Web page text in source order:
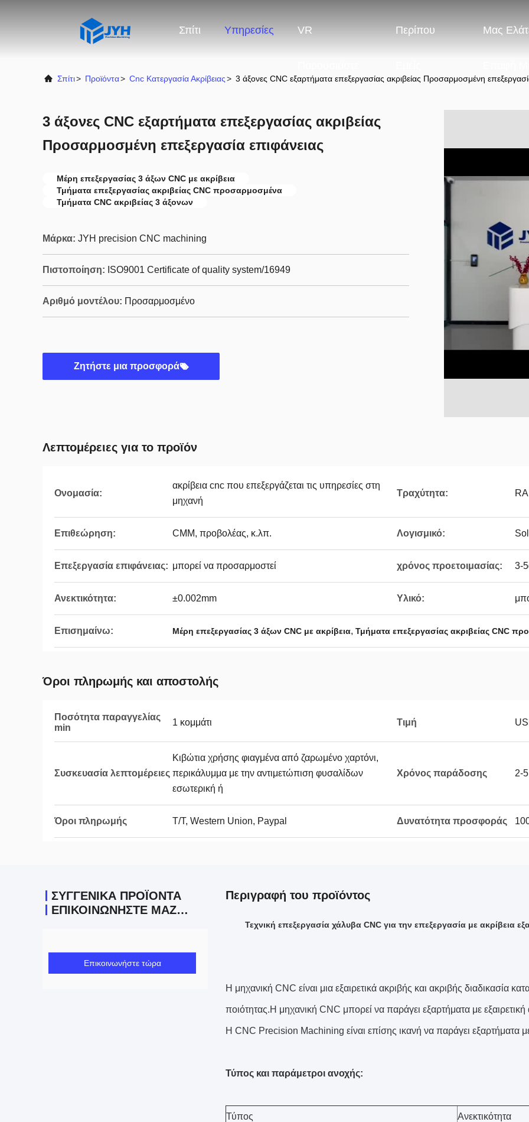
Σπίτι Υπηρεσίες VR Περίπου Μας
Σπίτι> Προϊόντα> Cnc Κατεργασία Ακρίβειας> 3 άξονες CNC εξαρτήματα επεξεργασίας ακριβείας Προσαρμοσμένη
3 άξονες CNC εξαρτήματα επεξεργασίας ακριβείας
Προσαρμοσμένη επεξεργασία επιφάνειας
Μέρη επεξεργασίας 3 άξων CNC με ακρίβεια
Τμήματα επεξεργασίας ακριβείας CNC προσαρμοσμένα
Τμήματα CNC ακριβείας 3 άξονων
Μάρκα: JYH precision CNC machining
Πιστοποίηση: ISO9001 Certificate of quality system/16949
Αριθμό μοντέλου: Προσαρμοσμένο
Ζητήστε μια προσφορά
Λεπτομέρειες για το προϊόν
Ονομασία:
ακρίβεια cnc που επεξεργάζεται τις υπηρεσίες στη
μηχανή
Τραχύτητα:
Επιθεώρηση: CMM, προβολέας, κ.λπ. Λογισμικό:
Επεξεργασία επιφάνειας: μπορεί να προσαρμοστεί χρόνος προετοιμασίας: 3-
Ανεκτικότητα: ±0.002mm Υλικό:
Επισημαίνω: Μέρη επεξεργασίας 3 άξων CNC με ακρίβεια, Τμήματα επεξεργασίας ακριβείας CNC
Όροι πληρωμής και αποστολής
Ποσότητα παραγγελίας
min
1 κομμάτι Τιμή
Συσκευασία λεπτομέρειες
Κιβώτια χρήσης φιαγμένα από ζαρωμένο χαρτόνι,
περικάλυμμα με την αντιμετώπιση φυσαλίδων
εσωτερική ή
Χρόνος παράδοσης 2-
Όροι πληρωμής Τ/Τ, Western Union, Paypal Δυνατότητα προσφοράς
ΣΥΓΓΕΝΙΚΆ ΠΡΟΪΌΝΤΑ
ΕΠΙΚΟΙΝΩΝΉΣΤΕ ΜΑΖΊ ΜΑΣ
Επικοινωνήστε τώρα
Περιγραφή του προϊόντος
Τεχνική επεξεργασία χάλυβα CNC για την επεξεργασία με ακρίβεια
Η μηχανική CNC είναι μια εξαιρετικά ακριβής και ακριβής διαδικασία
ποιότητας.Η μηχανική CNC μπορεί να παράγει εξαρτήματα με εξαιρετική
Η CNC Precision Machining είναι επίσης ικανή να παράγει εξαρτήματα
Τύπος και παράμετροι ανοχής:
Τύπος Ανεκτικότητα